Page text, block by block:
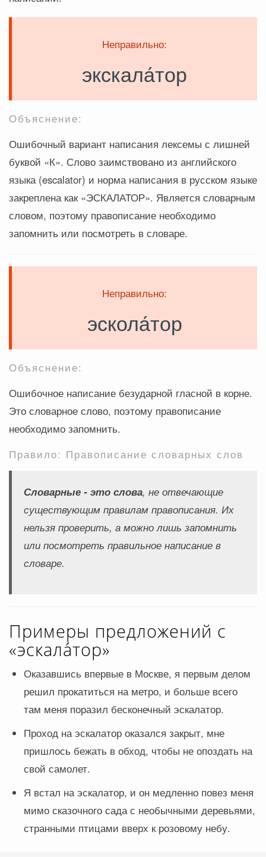
Неправильно:
экскала́тор
Объяснение:
Ошибочный вариант написания лексемы с лишней
буквой «К». Слово заимствовано из английского
языка (escalator) и норма написания в русском языке
закреплена как «ЭСКАЛАТОР». Является словарным
словом, поэтому правописание необходимо
запомнить или посмотреть в словаре.
Неправильно:
эскола́тор
Объяснение:
Ошибочное написание безударной гласной в корне.
Это словарное слово, поэтому правописание
необходимо запомнить.
Правило: Правописание словарных слов
Словарные - это слова, не отвечающие
существующим правилам правописания. Их
нельзя проверить, а можно лишь запомнить
или посмотреть правильное написание в
словаре.
Примеры предложений с
«эскала́тор»
Оказавшись впервые в Москве, я первым делом
решил прокатиться на метро, и больше всего
там меня поразил бесконечный эскалатор.
Проход на эскалатор оказался закрыт, мне
пришлось бежать в обход, чтобы не опоздать на
свой самолет.
Я встал на эскалатор, и он медленно повез меня
мимо сказочного сада с необычными деревьями,
странными птицами вверх к розовому небу.